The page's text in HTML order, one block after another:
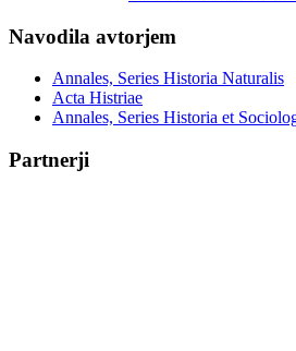
Navodila avtorjem
Annales, Series Historia Naturalis
Acta Histriae
Annales, Series Historia et
Partnerji